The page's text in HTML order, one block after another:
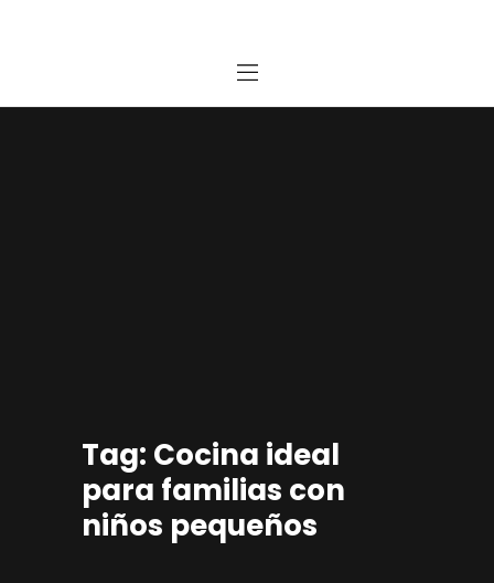
Tag: Cocina ideal
para familias con
niños pequeños